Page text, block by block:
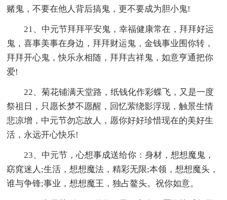
赌鬼，不要在他人背后搞鬼，更不要成为胆小鬼!
21、中元节拜拜平安鬼，幸福健康常在，拜拜好运
鬼，喜事美事在身边，拜拜财运鬼，金钱事业围你转，
拜拜开心鬼，快乐永相随，拜拜吉祥鬼，如意亨通把你
爱!
22、菊花铺满天堂路，纸钱化作彩蝶飞，又是一度
祭祖日，只愿长梦不愿醒，回忆萦绕影浮现，触景生情
悲凉增，中元节勿忘故人，愿你好好珍惜现在的美好生
活，永远开心快乐!
23、中元节，心想事成送给你：身材，想想魔鬼，
窈窕迷人;生活，想想魔法，精彩无限;本领，想想魔头，
谁与争锋;事业，想想魔王，独占鳌头。祝你如意。